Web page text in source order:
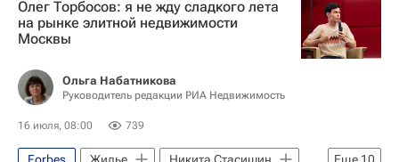
Владимир Зеленский
Тимур Миндич
Укрнафта
Страна.ua
Теракт в Монако
Сергей Корецкий
Олег Торбосов: я не жду сладкого лета
на рынке элитной недвижимости
Москвы
Ольга Набатникова
Руководитель редакции РИА Недвижимость
16 июля, 08:00 739
Еще 10
Forbes Жилье
Никита Стасишин